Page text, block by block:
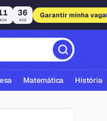
MIN
35
SEG
Garantir minha vaga
Matemática História